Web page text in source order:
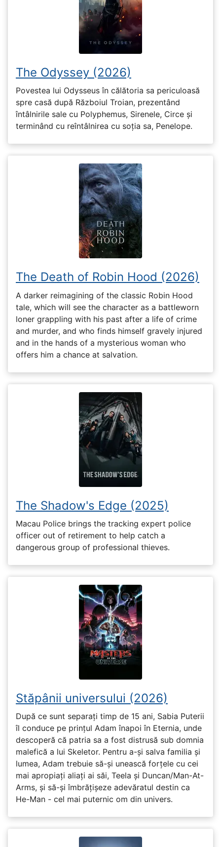
The Odyssey (2026)
Povestea lui Odysseus în călătoria sa periculoasă
spre casă după Războiul Troian, prezentând
întâlnirile sale cu Polyphemus, Sirenele, Circe și
terminând cu reîntâlnirea cu soția sa, Penelope.
The Death of Robin Hood (2026)
A darker reimagining of the classic Robin Hood
tale, which will see the character as a battleworn
loner grappling with his past after a life of crime
and murder, and who finds himself gravely injured
and in the hands of a mysterious woman who
offers him a chance at salvation.
The Shadow's Edge (2025)
Macau Police brings the tracking expert police
officer out of retirement to help catch a
dangerous group of professional thieves.
Stăpânii universului (2026)
După ce sunt separați timp de 15 ani, Sabia Puterii
îl conduce pe prințul Adam înapoi în Eternia, unde
descoperă că patria sa a fost distrusă sub domnia
malefică a lui Skeletor. Pentru a-și salva familia și
lumea, Adam trebuie să-și unească forțele cu cei
mai apropiați aliați ai săi, Teela și Duncan/Man-At-
Arms, și să-și îmbrățișeze adevăratul destin ca
He-Man - cel mai puternic om din univers.